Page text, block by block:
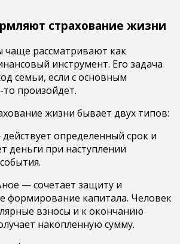
страхование жизни
рассматривают как
инструмент. Его задача
семьи, если с основным
произойдет.
жизни бывает двух типов:
определенный срок и
деньги при наступлении
— сочетает защиту и
формирование капитала. Человек
взносы и к окончанию
накопленную сумму.